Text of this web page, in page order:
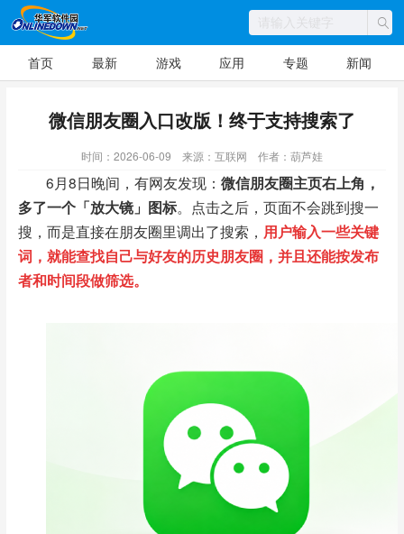
首页 最新 游戏 应用 专题 新闻
微信朋友圈入口改版！终于支持搜索了
时间：2026-06-09 来源：互联网 作者：葫芦娃
6月8日晚间，有网友发现：微信朋友圈主页右上角，
多了一个「放大镜」图标。点击之后，页面不会跳到搜一
搜，而是直接在朋友圈里调出了搜索， 用户输入一些关键
词，就能查找自己与好友的历史朋友圈，并且还能按发布
者和时间段做筛选。